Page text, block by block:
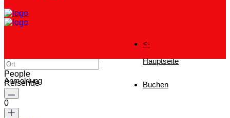
<-
Hauptseite
Buchen
Anmeldung
People
Reisende
0